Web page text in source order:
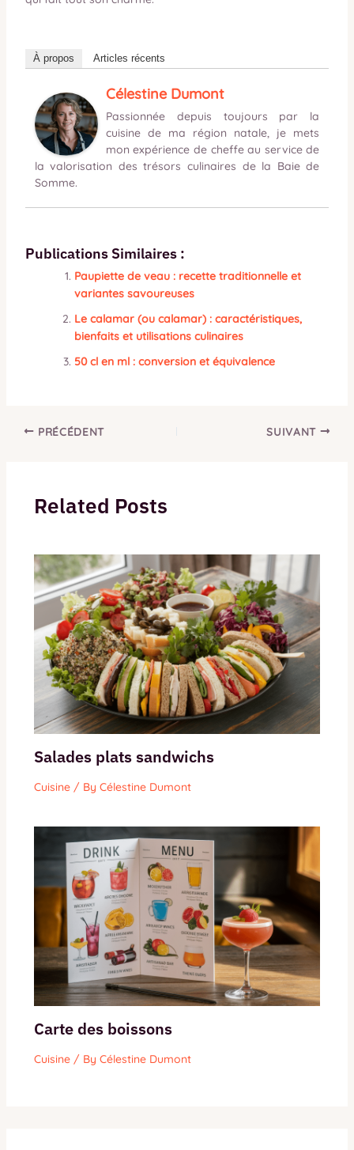
À propos Articles récents
Célestine Dumont
Passionnée depuis toujours par la
cuisine de ma région natale, je mets
mon expérience de cheffe au service de
la valorisation des trésors culinaires de la Baie de
Somme.
Publications Similaires :
Paupiette de veau : recette traditionnelle et
variantes savoureuses
Le calamar (ou calamar) : caractéristiques,
bienfaits et utilisations culinaires
50 cl en ml : conversion et équivalence
PRÉCÉDENT SUIVANT
Related Posts
Salades plats sandwichs
Cuisine/ By Célestine Dumont
Carte des boissons
Cuisine/ By Célestine Dumont